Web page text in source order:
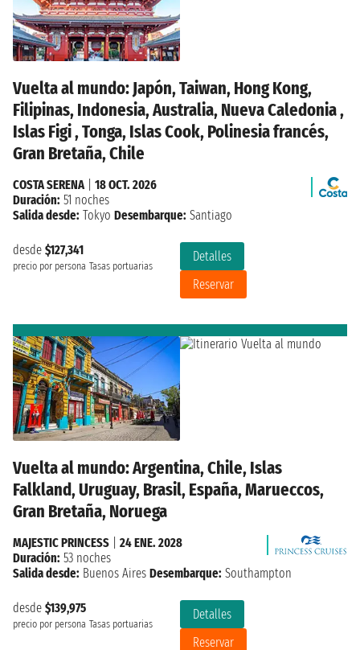
Vuelta al mundo: Japón, Taiwan, Hong Kong,
Filipinas, Indonesia, Australia, Nueva Caledonia ,
Islas Figi , Tonga, Islas Cook, Polinesia francés,
Gran Bretaña, Chile
desde $127,341
precio por persona Tasas portuarias
Detalles
Reservar
COSTA SERENA| 18 OCT. 2026
Duración: 51 noches
Salida desde: Tokyo Desembarque: Santiago
Vuelta al mundo: Argentina, Chile, Islas
Falkland, Uruguay, Brasil, España, Marueccos,
Gran Bretaña, Noruega
desde $139,975
precio por persona Tasas portuarias
Detalles
Reservar
MAJESTIC PRINCESS
24 ENE. 2028
Duración: 53 noches
Salida desde: Buenos Aires Desembarque: Southampton